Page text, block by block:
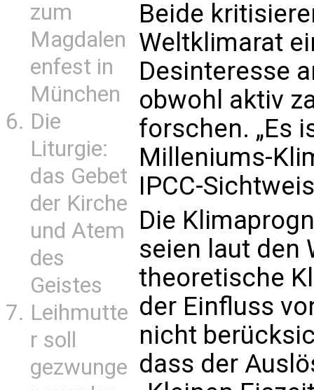
zum
Magdalen
enfest in
München
Die
Liturgie:
das Gebet
der Kirche
und Atem
des
Geistes
Leihmutte
r soll
gezwunge
Beide
Weltklimarat
Desinteresse
obwohl aktiv
forschen. „Es
Milleniums-
IPCC-
Die
seien laut den
theoretische
der Einfluss
nicht
dass der